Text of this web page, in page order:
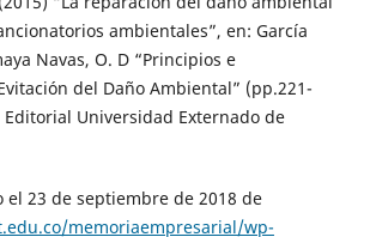
ambientales”, en: García
Navas, O. D “Principios e
del Daño Ambiental” (pp.221-
Editorial Universidad Externado de
el 23 de septiembre de 2018 de
memoriaempresarial/wp-